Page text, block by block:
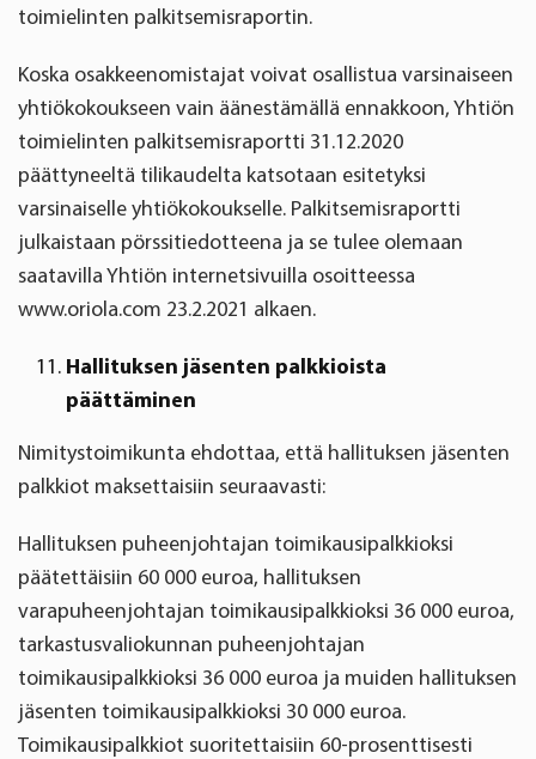
toimielinten palkitsemisraportin.
Koska osakkeenomistajat voivat osallistua varsinaiseen
yhtiökokoukseen vain äänestämällä ennakkoon, Yhtiön
toimielinten palkitsemisraportti 31.12.2020
päättyneeltä tilikaudelta katsotaan esitetyksi
varsinaiselle yhtiökokoukselle. Palkitsemisraportti
julkaistaan pörssitiedotteena ja se tulee olemaan
saatavilla Yhtiön internetsivuilla osoitteessa
www.oriola.com 23.2.2021 alkaen.
Hallituksen jäsenten palkkioista
päättäminen
Nimitystoimikunta ehdottaa, että hallituksen jäsenten
palkkiot maksettaisiin seuraavasti:
Hallituksen puheenjohtajan toimikausipalkkioksi
päätettäisiin 60 000 euroa, hallituksen
varapuheenjohtajan toimikausipalkkioksi 36 000 euroa,
tarkastusvaliokunnan puheenjohtajan
toimikausipalkkioksi 36 000 euroa ja muiden hallituksen
jäsenten toimikausipalkkioksi 30 000 euroa.
Toimikausipalkkiot suoritettaisiin 60-prosenttisesti